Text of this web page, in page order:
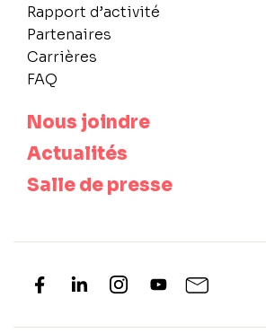
Rapport d’activité
Partenaires
Carrières
FAQ
Nous joindre
Actualités
Salle de presse